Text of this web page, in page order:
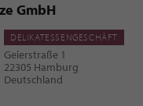
GmbH
DELIKATESSENGESCHÄFT
Geierstraße 1
22305 Hamburg
Deutschland